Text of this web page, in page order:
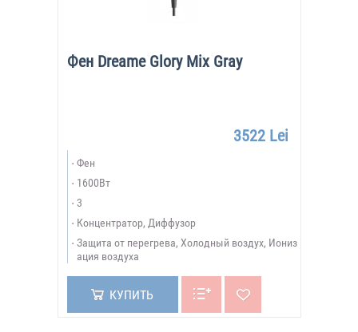
Фен Dreame Glory Mix Gray
3522 Lei
Фен
1600Вт
3
Концентратор, Диффузор
Защита от перегрева, Холодный воздух, Иониз
ация воздуха
КУПИТЬ